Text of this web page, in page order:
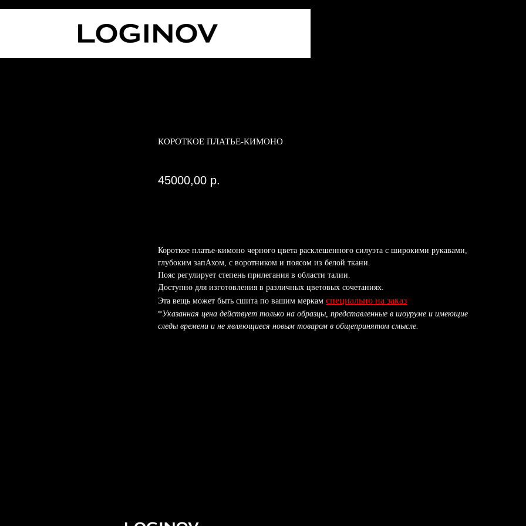
КОРОТКОЕ ПЛАТЬЕ-КИМОНО
45000,00 р.
Короткое платье-кимоно черного цвета расклешенного силуэта с широкими рукавами,
глубоким запАхом, с воротником и поясом из белой ткани.
Пояс регулирует степень прилегания в области талии.
Доступно для изготовления в различных цветовых сочетаниях.
Эта вещь может быть сшита по вашим меркам специально на заказ
*Указанная цена действует только на образцы, представленные в шоуруме и имеющие
следы времени и не являющиеся новым товаром в общепринятом смысле.